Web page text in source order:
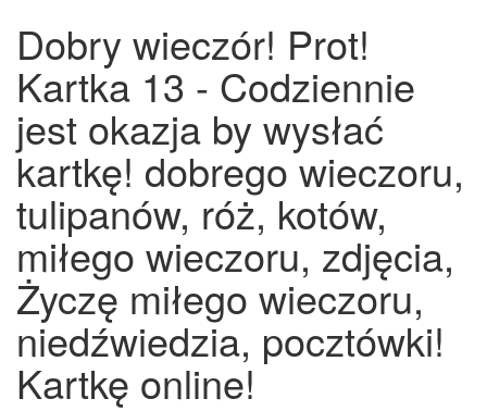
Dobry wieczór! Prot!
Kartka 13 - Codziennie
jest okazja by wysłać
kartkę! dobrego wieczoru,
tulipanów, róż, kotów,
miłego wieczoru, zdjęcia,
Życzę miłego wieczoru,
niedźwiedzia, pocztówki!
Kartkę online!